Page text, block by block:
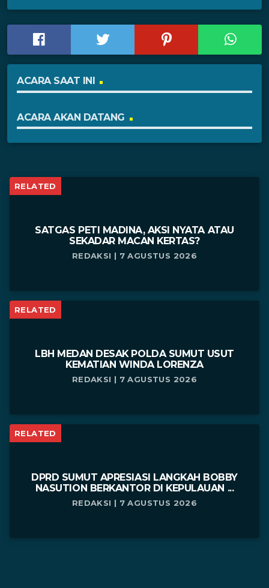
ACARA SAAT INI
ACARA AKAN DATANG
RELATED
SATGAS PETI MADINA, AKSI NYATA ATAU
SEKADAR MACAN KERTAS?
REDAKSI | 7 AGUSTUS 2026
RELATED
LBH MEDAN DESAK POLDA SUMUT USUT
KEMATIAN WINDA LORENZA
REDAKSI | 7 AGUSTUS 2026
RELATED
DPRD SUMUT APRESIASI LANGKAH BOBBY
NASUTION BERKANTOR DI KEPULAUAN ...
REDAKSI | 7 AGUSTUS 2026